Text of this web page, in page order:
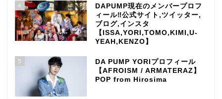
4
DAPUMP現在のメンバープロフ
ィール‼公式サイト,ツイッター,
ブログ,インスタ
【ISSA,YORI,TOMO,KIMI,U-
YEAH,KENZO】
5
DA PUMP YORIプロフィール
【AFROISM / ARMATERAZ】
POP from Hirosima